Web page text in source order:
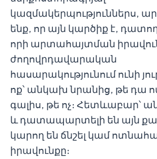
կազմակերպություններս,
ենք, որ այն կարծիք է,
որի արտահայտման
ժողովրդավարական
հասարակությունում ունի
ոք՝ անկախ նրանից, թե դա
գալիս, թե ոչ։ Հետևաբար՝
և դատապարտելի են այն
կարող են ճնշել կամ
իրավունքը։